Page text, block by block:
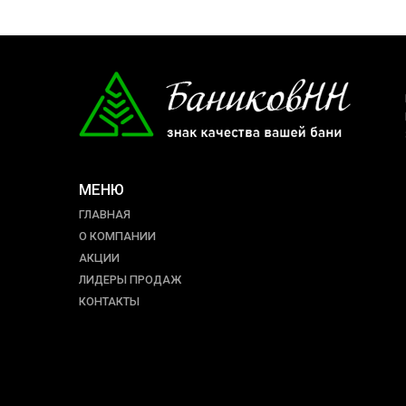
МЕНЮ
ГЛАВНАЯ
О КОМПАНИИ
АКЦИИ
ЛИДЕРЫ ПРОДАЖ
КОНТАКТЫ